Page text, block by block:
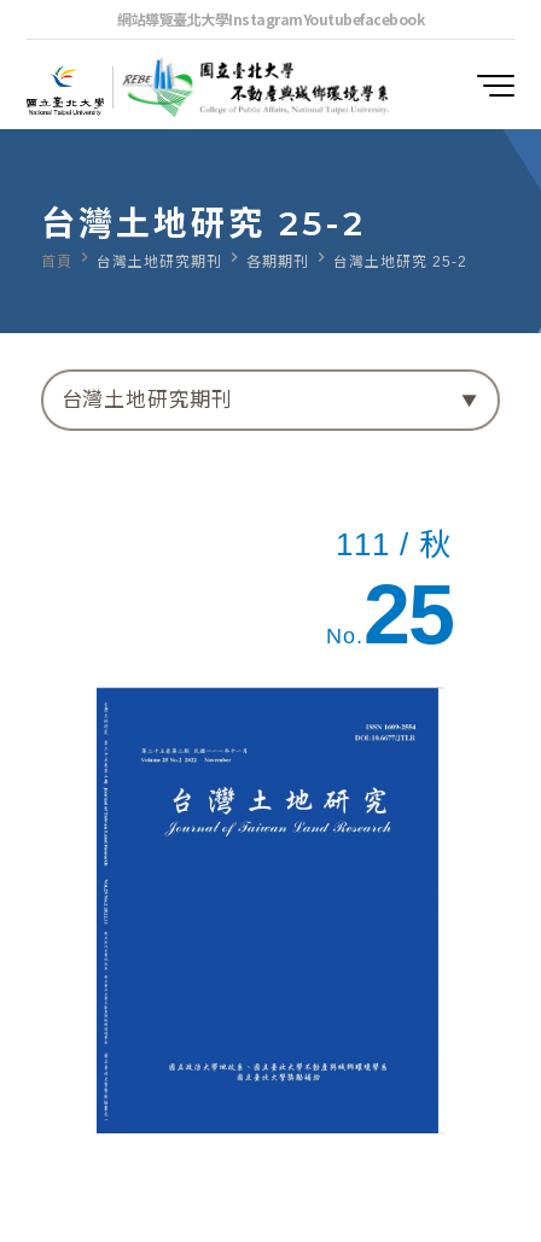
網站導覽臺北大學InstagramYoutubefacebook
台灣土地研究 25-2
首頁 navigate_next 台灣土地研究期刊 navigate_next 各期期刊 navigate_next 台灣土地研究 25-2
台灣土地研究期刊
111 / 秋
No. 25